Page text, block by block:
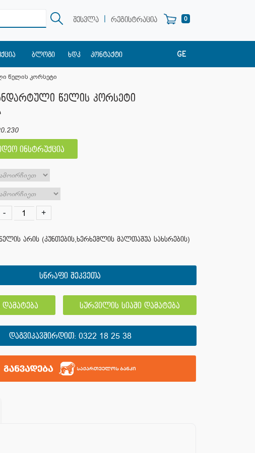
შესვლა | რეგისტრაცია 0
ბლოგი ხდკ კონტაქტი GE
წელის კორსეტი
წელის კორსეტი
ინსტრუქცია
- +
არის (კუნთების,ხერხემლის მალთაშუა სახსრების)
სწრაფი შეკვეთა
სურვილის სიაში დამატება
ᲓᲐᲒᲕᲘᲙᲐᲕᲨᲘᲠᲓᲘᲗ: 0322 18 25 38